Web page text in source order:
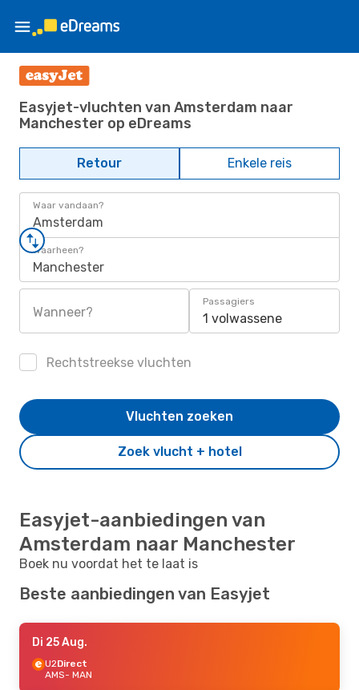
Easyjet-vluchten van Amsterdam naar
Manchester op eDreams
Retour Enkele reis
Waar vandaan?
Amsterdam
Waarheen?
Manchester
Wanneer?
Passagiers
1 volwassene
Rechtstreekse vluchten
Zoek vlucht + hotel
Vluchten zoeken
Easyjet-aanbiedingen van
Amsterdam naar Manchester
Boek nu voordat het te laat is
Beste aanbiedingen van Easyjet
Di 25 Aug.
U2Direct
AMS- MAN